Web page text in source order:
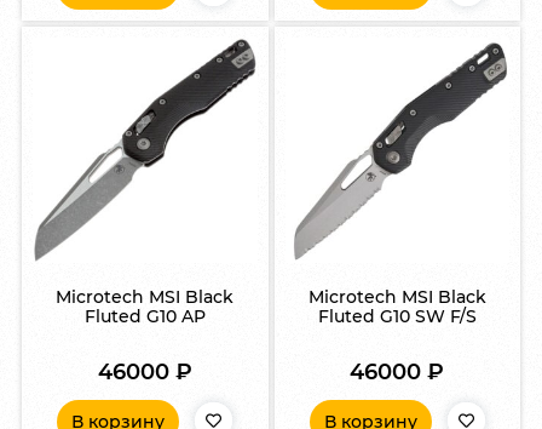
Microtech MSI Black
Fluted G10 AP
46000 ₽
В корзину
Microtech MSI Black
Fluted G10 SW F/S
46000₽
В корзину